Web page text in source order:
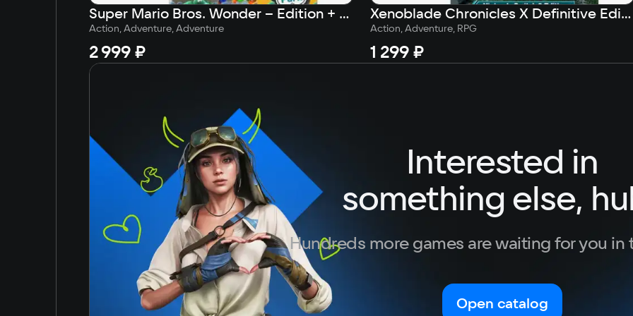
Super Mario Bros. Wonder – Edition + Meetup in Bellabel Park Upgrade Pack
Action, Adventure, Adventure
2 999 ₽
Xenoblade Chronicles X Definitive Edition – Nintendo Switch 2 Edition Upgrade Pack (Nintendo Switch 2 - Цифровая версия) (EU)
Action, Adventure, RPG
1 299 ₽
Interested in
something else,
Hundreds more games are waiting for you in
Open catalog